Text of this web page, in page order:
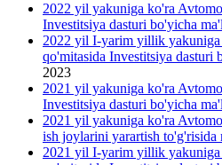
2022 yil yakuniga ko'ra
Investitsiya dasturi bo'yicha
2022 yil I-yarim yillik
qo'mitasida Investitsiya dasturi
2023
2021 yil yakuniga ko'ra
Investitsiya dasturi bo'yicha
2021 yil yakuniga ko'ra
ish joylarini yarartish to'g'risida
2021 yil I-yarim yillik